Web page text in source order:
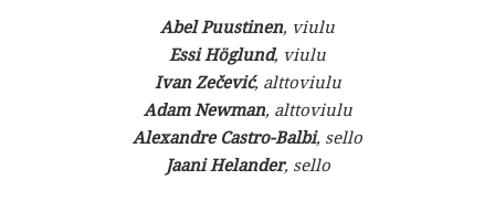
Abel Puustinen, viulu
Essi Höglund, viulu
IvanZečević, alttoviulu
Adam Newman, alttoviulu
Alexandre Castro-Balbi, sello
Jaani Helander, sello